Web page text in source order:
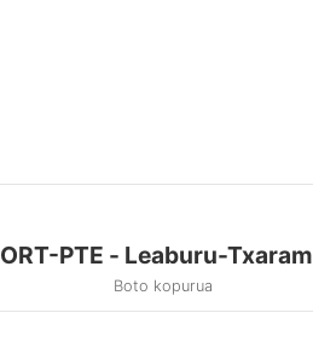
ORT-PTE - Leaburu-
Boto kopurua